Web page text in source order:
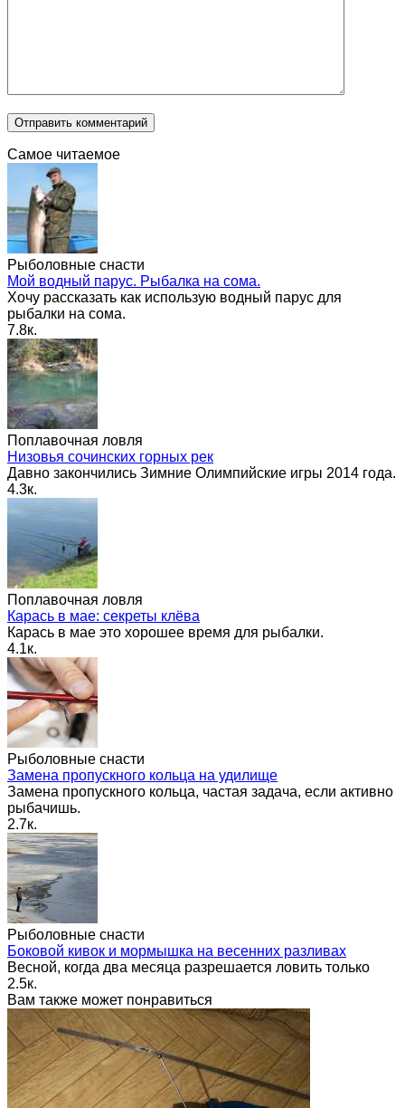
Самое читаемое
Рыболовные снасти
Мой водный парус. Рыбалка на сома.
Хочу рассказать как использую водный парус для
рыбалки на сома.
7.8к.
Поплавочная ловля
Низовья сочинских горных рек
Давно закончились Зимние Олимпийские игры 2014 года.
4.3к.
Поплавочная ловля
Карась в мае: секреты клёва
Карась в мае это хорошее время для рыбалки.
4.1к.
Рыболовные снасти
Замена пропускного кольца на удилище
Замена пропускного кольца, частая задача, если активно
рыбачишь.
2.7к.
Рыболовные снасти
Боковой кивок и мормышка на весенних разливах
Весной, когда два месяца разрешается ловить только
2.5к.
Вам также может понравиться